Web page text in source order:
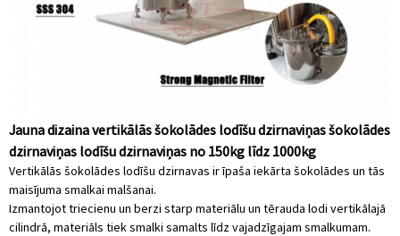
Jauna dizaina vertikālās šokolādes lodīšu dzirnaviņas šokolādes
dzirnaviņas lodīšu dzirnaviņas no 150kg līdz 1000kg
Vertikālās šokolādes lodīšu dzirnavas ir īpaša iekārta šokolādes un tās
maisījuma smalkai malšanai.
Izmantojot triecienu un berzi starp materiālu un tērauda lodi vertikālajā
cilindrā, materiāls tiek smalki samalts līdz vajadzīgajam smalkumam.